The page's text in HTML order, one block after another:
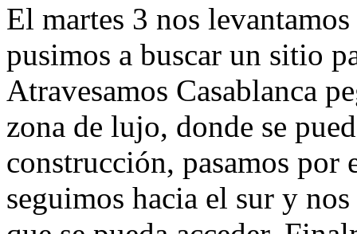
El martes 3 nos
pusimos a buscar un sitio
Atravesamos Casablanca
zona de lujo, donde se
construcción, pasamos por
seguimos hacia el sur y